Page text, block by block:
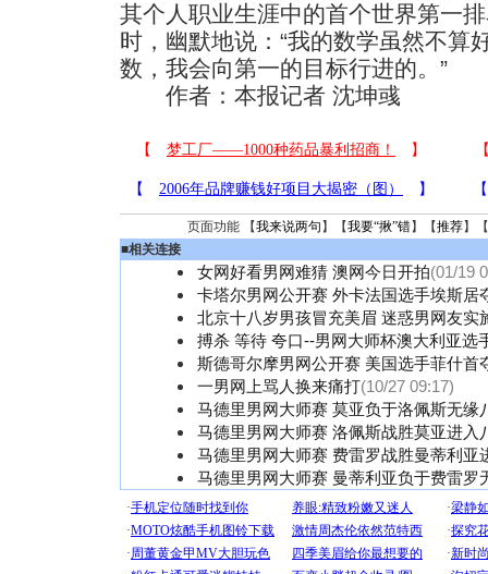
其个人职业生涯中的首个世界第一
时，幽默地说：“我的数学虽然不算
数，我会向第一的目标行进的。”
作者：本报记者 沈坤彧
页面功能 【我来说两句 】【我要“揪”错】【推荐】
■相关连接
女网好看男网难猜 澳网今日开拍(01/19
卡塔尔男网公开赛 外卡法国选手埃斯居
北京十八岁男孩冒充美眉 迷惑男网友实
搏杀 等待 夸口--男网大师杯澳大利亚选
斯德哥尔摩男网公开赛 美国选手菲什首
一男网上骂人换来痛打(10/27 09:17)
马德里男网大师赛 莫亚负于洛佩斯无缘
马德里男网大师赛 洛佩斯战胜莫亚进入
马德里男网大师赛 费雷罗战胜曼蒂利亚
马德里男网大师赛 曼蒂利亚负于费雷罗